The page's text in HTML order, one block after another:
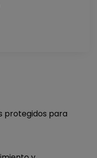
protegidos para